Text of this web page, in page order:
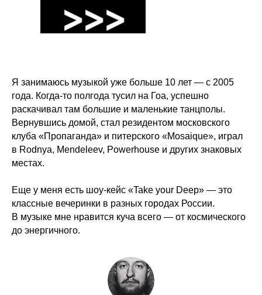
Я занимаюсь музыкой уже больше 10 лет — с 2005
года. Когда-то полгода тусил на Гоа, успешно
раскачивал там большие и маленькие танцполы.
Вернувшись домой, стал резидентом московского
клуба «Пропаганда» и питерского «Mosaique», играл
в Rodnya, Mendeleev, Powerhouse и других знаковых
местах.
Еще у меня есть шоу-кейс «Take your Deep» — это
классные вечеринки в разных городах России.
В музыке мне нравится куча всего — от космического
до энергичного.